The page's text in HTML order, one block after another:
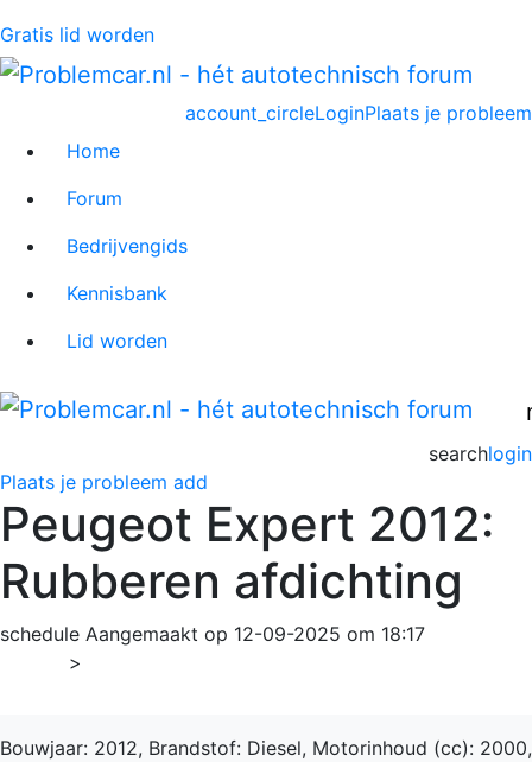
Gratis lid worden
Plaats je probleem
account_circleLogin
Home
Forum
Bedrijvengids
Kennisbank
Lid worden
login
search
Plaats je probleem add
Peugeot Expert 2012:
Rubberen afdichting
schedule Aangemaakt op 12-09-2025 om 18:17
>
Bouwjaar: 2012, Brandstof: Diesel, Motorinhoud (cc): 2000,